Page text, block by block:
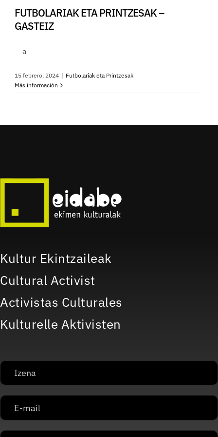
FUTBOLARIAK ETA PRINTZESAK –
GASTEIZ
a
15 febrero, 2024 | Futbolariak eta Printzesak
Más información
Kultur Ekintzaileak
Cultural Activist
Activistas Culturales
Kulturelle Aktivisten